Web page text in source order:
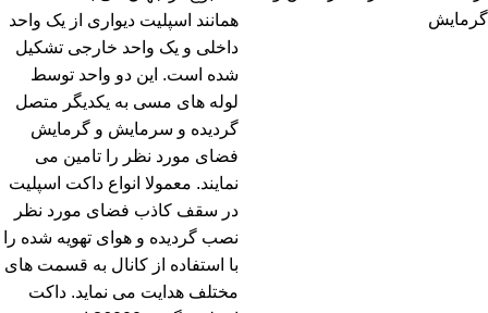
گرمایش
همانند اسپلیت دیواری از یک واحد
داخلی و یک واحد خارجی تشکیل
شده است. این دو واحد توسط
لوله های مسی به یکدیگر متصل
گردیده و سرمایش و گرمایش
فضای مورد نظر را تامین می
نمایند. معمولا انواع داکت اسپلیت
در سقف کاذب فضای مورد نظر
نصب گردیده و هوای تهویه شده را
با استفاده از کانال به قسمت های
مختلف هدایت می نماید. داکت